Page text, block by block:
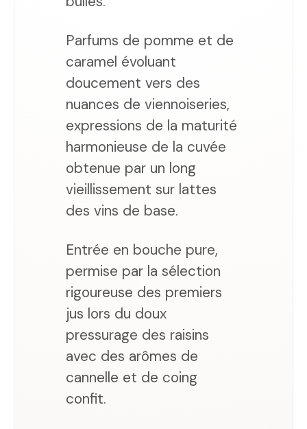
Parfums de pomme et de
caramel évoluant
doucement vers des
nuances de viennoiseries,
expressions de la maturité
harmonieuse de la cuvée
obtenue par un long
vieillissement sur lattes
des vins de base.
Entrée en bouche pure,
permise par la sélection
rigoureuse des premiers
jus lors du doux
pressurage des raisins
avec des arômes de
cannelle et de coing
confit.